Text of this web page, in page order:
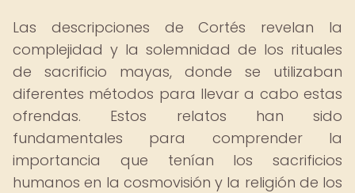
Las descripciones de Cortés revelan la
complejidad y la solemnidad de los rituales
de sacrificio mayas, donde se utilizaban
diferentes métodos para llevar a cabo estas
ofrendas. Estos relatos han sido
fundamentales para comprender la
importancia que tenían los sacrificios
humanos en la cosmovisión y la religión de los